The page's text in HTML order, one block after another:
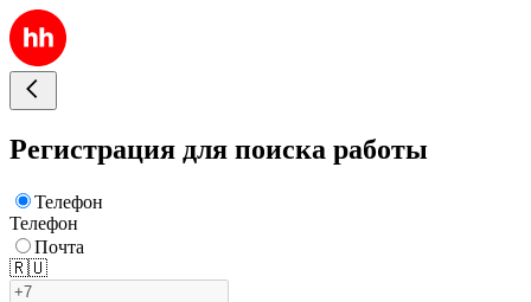
Регистрация для поиска работы
Телефон
Телефон
Почта
🇷🇺